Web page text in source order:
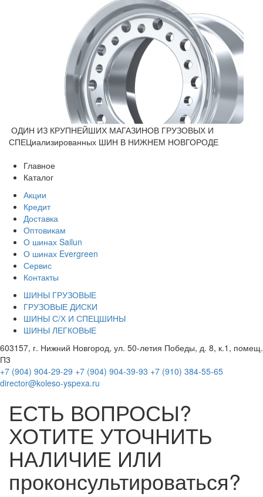
ОДИН ИЗ КРУПНЕЙШИХ МАГАЗИНОВ ГРУЗОВЫХ И
СПЕЦиализированных ШИН В НИЖНЕМ НОВГОРОДЕ
Главное
Каталог
Акции
Кредит
Доставка
Оптовикам
О шинах Sailun
О шинах Evergreen
Сервис
Контакты
ШИНЫ ГРУЗОВЫЕ
ГРУЗОВЫЕ ДИСКИ
ШИНЫ С/Х И СПЕЦШИНЫ
ШИНЫ ЛЕГКОВЫЕ
603157, г. Нижний Новгород, ул. 50-летия Победы, д. 8, к.1, помещ.
П3
+7 (904) 904-29-29 +7 (904) 904-39-93 +7 (910) 384-55-65
director@koleso-yspexa.ru
ЕСТЬ ВОПРОСЫ?
ХОТИТЕ УТОЧНИТЬ
НАЛИЧИЕ ИЛИ
проконсультироваться?